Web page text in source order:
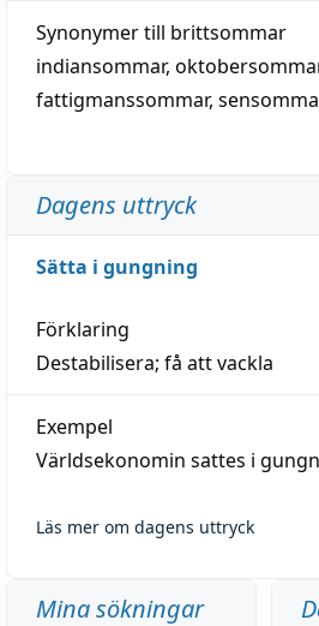
Synonymer till brittsommar
indiansommar,
fattigmanssommar,
Dagens uttryck
Sätta i gungning
Förklaring
Destabilisera; få att vackla
Exempel
Världsekonomin sattes i
Läs mer om dagens uttryck
Mina sökningar